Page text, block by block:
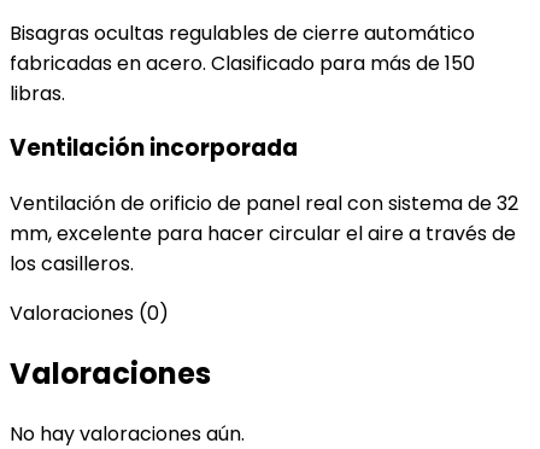
Bisagras ocultas regulables de cierre automático
fabricadas en acero. Clasificado para más de 150
libras.
Ventilación incorporada
Ventilación de orificio de panel real con sistema de 32
mm, excelente para hacer circular el aire a través de
los casilleros.
Valoraciones (0)
Valoraciones
No hay valoraciones aún.